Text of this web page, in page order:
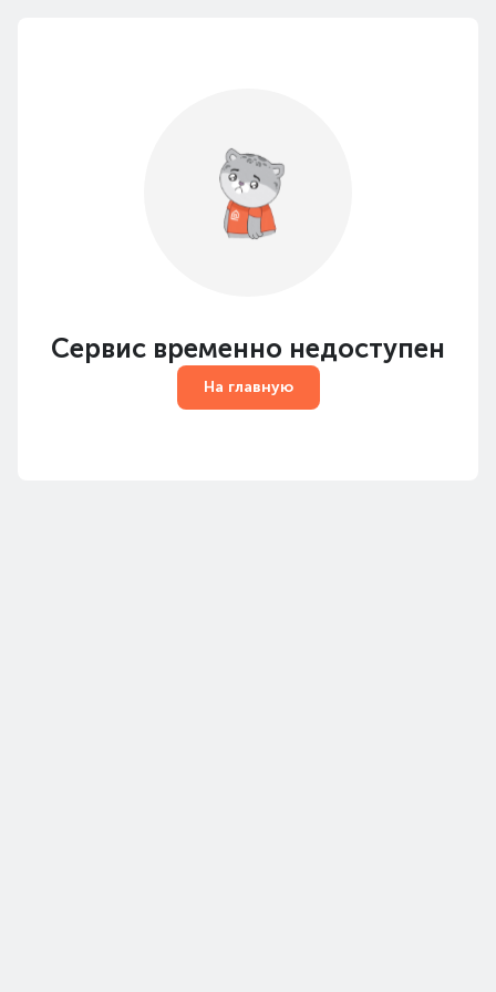
Сервис временно недоступен
На главную